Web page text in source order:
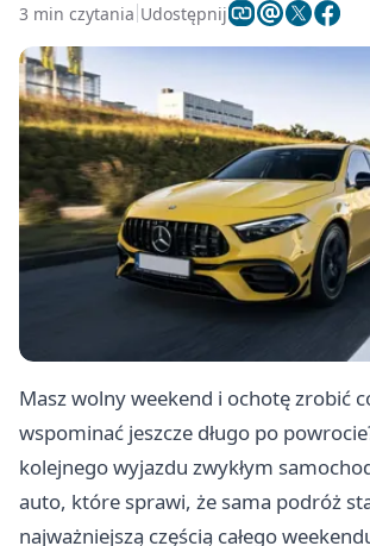
3 min czytania Udostępnij
Masz wolny weekend i ochotę zrobić
wspominać jeszcze długo po
kolejnego wyjazdu zwykłym
auto, które sprawi, że sama podróż
najważniejszą częścią całego